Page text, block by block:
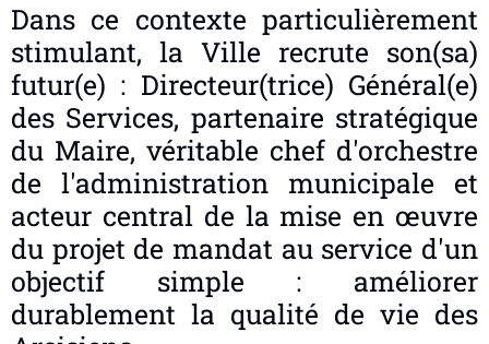
Dans ce contexte particulièrement
stimulant, la Ville recrute son(sa)
futur(e) : Directeur(trice) Général(e)
des Services, partenaire stratégique
du Maire, véritable chef d'orchestre
de l'administration municipale et
acteur central de la mise en œuvre
du projet de mandat au service d'un
objectif simple : améliorer
durablement la qualité de vie des